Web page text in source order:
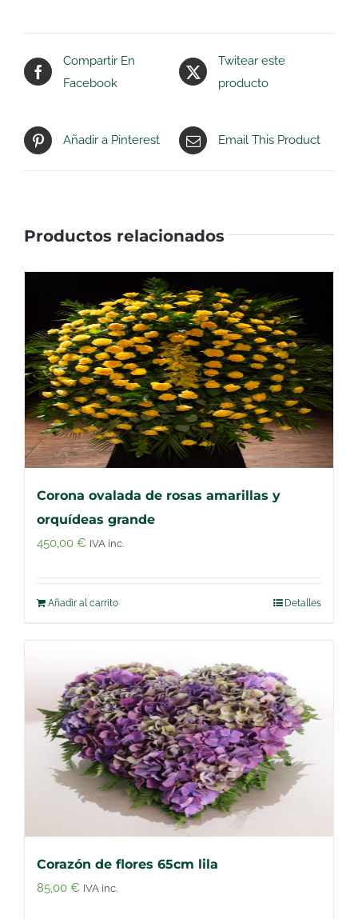
Compartir En
Facebook
Twitear este
producto
Añadir a Pinterest Email This Product
Productos relacionados
Corona ovalada de rosas amarillas y
orquídeas grande
450,00 € IVA inc.
Añadir al carrito Detalles
Corazón de flores 65cm lila
85,00 € IVA inc.